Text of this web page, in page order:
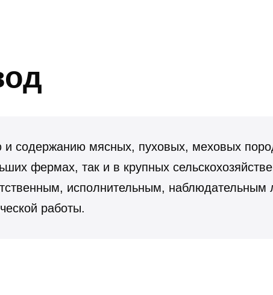
содержанию мясных, пуховых, меховых
фермах, так и в крупных
исполнительным,
работы.